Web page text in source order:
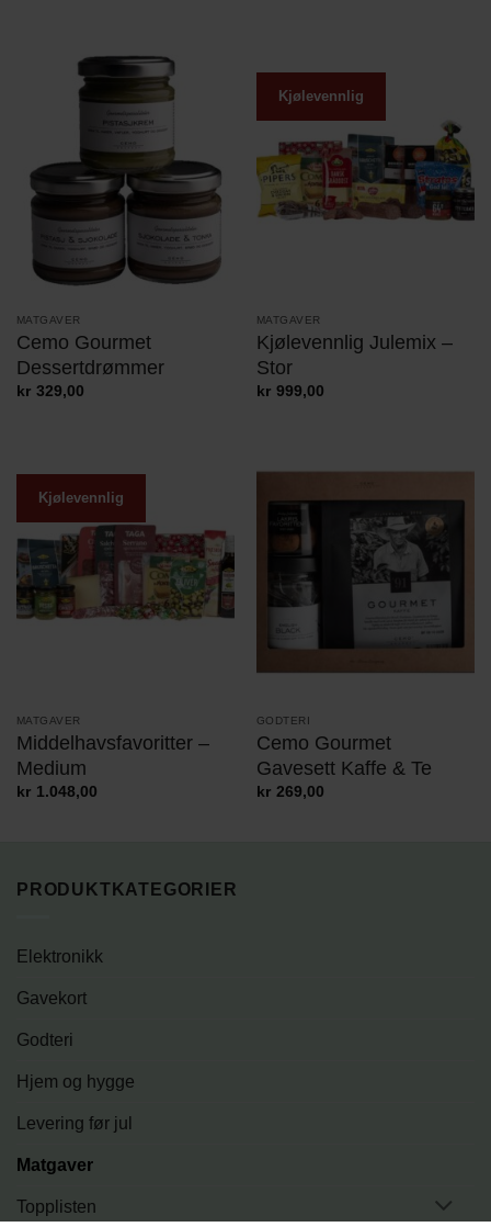
MATGAVER
Cemo Gourmet
Dessertdrømmer
kr 329,00
Kjølevennlig
MATGAVER
Kjølevennlig Julemix –
Stor
kr 999,00
Kjølevennlig
MATGAVER
Middelhavsfavoritter –
Medium
kr 1.048,00
GODTERI
Cemo Gourmet
Gavesett Kaffe & Te
kr 269,00
PRODUKTKATEGORIER
Elektronikk
Gavekort
Godteri
Hjem og hygge
Levering før jul
Matgaver
Topplisten